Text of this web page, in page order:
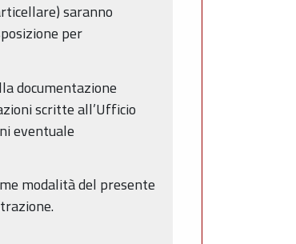
saranno
per
documentazione
scritte all’Ufficio
eventuale
modalità del presente